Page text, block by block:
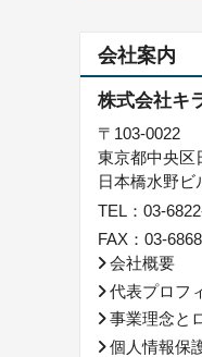
会社案内
株式会社キ
〒103-0022
東京都中央区
日本橋水野ビ
TEL： 03-
FAX：03-
会社概要
代表プロフ
事業理念と
個人情報保